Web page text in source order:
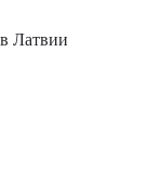
Латвии